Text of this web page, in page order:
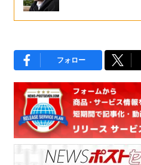
フォロー